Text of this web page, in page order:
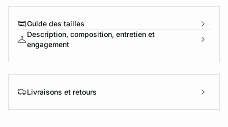
Guide des tailles
Description, composition, entretien et
engagement
Livraisons et retours